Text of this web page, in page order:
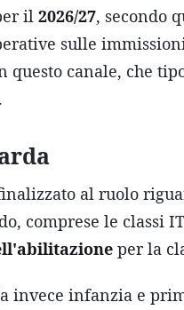
il 2026/27, secondo
sulle
questo canale, che
al ruolo
comprese le classi
per la
invece infanzia e